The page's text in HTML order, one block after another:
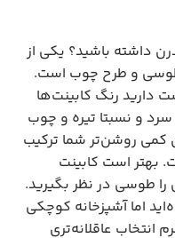
داشته باشید؟ یکی از
طوسی و طرح چوب است.
دارید رنگ کابینت‌ها
و نسبتا تیره و چوب
کمی روشن‌تر شما ترکیب
است کابینت
را طوسی در نظر بگیرید.
اما آشپزخانه کوچکی
عاقلانه‌تری